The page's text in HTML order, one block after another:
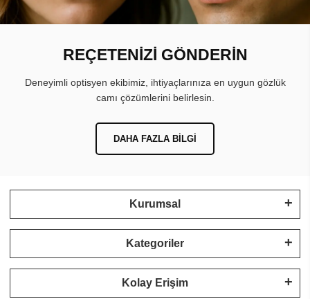
REÇETENİZİ GÖNDERİN
Deneyimli optisyen ekibimiz, ihtiyaçlarınıza en uygun gözlük
camı çözümlerini belirlesin.
DAHA FAZLA BILGI
Kurumsal
Kategoriler
Kolay Erişim